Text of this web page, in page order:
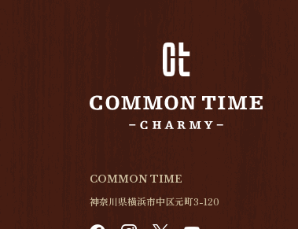
COMMON TIME
神奈川県横浜市中区元町3-120